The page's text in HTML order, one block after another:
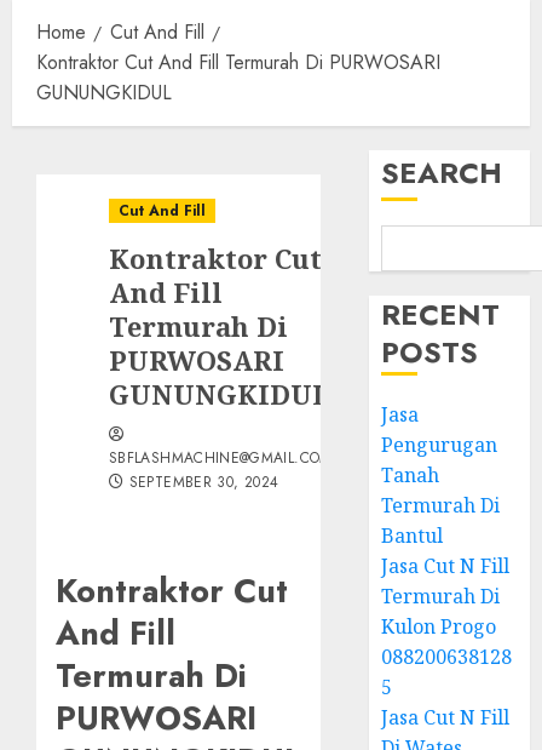
Home
Cut And Fill
Kontraktor Cut And Fill Termurah Di PURWOSARI
GUNUNGKIDUL
Cut And Fill
Kontraktor Cut
And Fill
Termurah Di
PURWOSARI
GUNUNGKIDUL
SBFLASHMACHINE@GMAIL.COM
SEPTEMBER 30, 2024
Kontraktor Cut
And Fill
Termurah Di
PURWOSARI
SEARCH
RECENT
POSTS
Jasa
Pengurugan
Tanah
Termurah Di
Bantul
Jasa Cut N Fill
Termurah Di
Kulon Progo
088200638128
5
Jasa Cut N Fill